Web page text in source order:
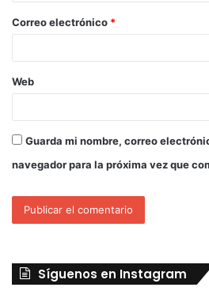
Correo electrónico *
Web
Guarda mi nombre, correo
navegador para la próxima vez que
Síguenos en Instagram